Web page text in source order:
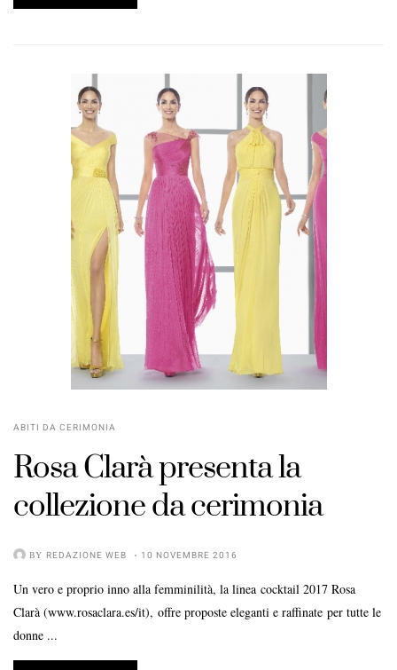
ABITI DA CERIMONIA
Rosa Clarà presenta la
collezione da cerimonia
BY REDAZIONE WEB 10 NOVEMBRE 2016
Un vero e proprio inno alla femminilità, la linea cocktail 2017 Rosa
Clarà (www.rosaclara.es/it), offre proposte eleganti e raffinate per tutte le
donne ...